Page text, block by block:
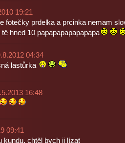
19:21
fotečky prdelka a prcinka nemam
hned 10 papapapapapapapa
04:34
lastůrka
16:48
09:41
kundu, chtěl bych ji lízat